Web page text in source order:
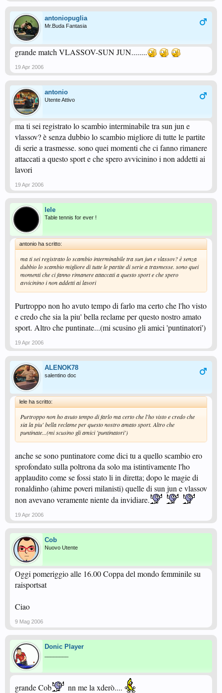
antoniopuglia
Mr.Buda Fantasia
grande match VLASSOV-SUN JUN........
19 Apr 2006
antonio
Utente Attivo
ma ti sei registrato lo scambio interminabile tra sun jun e
vlassov? è senza dubbio lo scambio migliore di tutte le partite
di serie a trasmesse. sono quei momenti che ci fanno rimanere
attaccati a questo sport e che spero avvicinino i non addetti ai
lavori
19 Apr 2006
lele
Table tennis for ever !
antonio ha scritto:
ma ti sei registrato lo scambio interminabile tra sun jun e vlassov? è senza
dubbio lo scambio migliore di tutte le partite di serie a trasmesse. sono quei
momenti che ci fanno rimanere attaccati a questo sport e che spero
avvicinino i non addetti ai lavori
Purtroppo non ho avuto tempo di farlo ma certo che l'ho visto
e credo che sia la piu' bella reclame per questo nostro amato
sport. Altro che puntinate...(mi scusino gli amici 'puntinatori')
19 Apr 2006
ALENOK78
salentino doc
lele ha scritto:
Purtroppo non ho avuto tempo di farlo ma certo che l'ho visto e credo che
sia la piu' bella reclame per questo nostro amato sport. Altro che
puntinate...(mi scusino gli amici 'puntinatori')
anche se sono puntinatore come dici tu a quello scambio ero
sprofondato sulla poltrona da solo ma istintivamente l'ho
applaudito come se fossi stato li in diretta; dopo le magie di
ronaldinho (ahime poveri milanisti) quelle di sun jun e vlassov
non avevano veramente niente da invidiare.
19 Apr 2006
Cob
Nuovo Utente
Oggi pomeriggio alle 16.00 Coppa del mondo femminile su
raisportsat
Ciao
9 Mag 2006
Donic Player
grande Cob nn me la xderò....